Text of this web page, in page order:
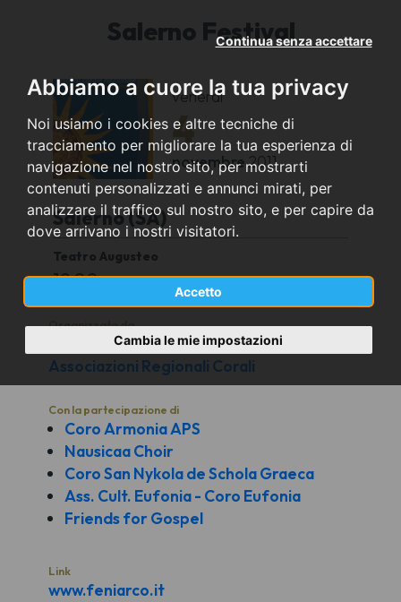
Abbiamo a cuore la tua privacy
Noi usiamo i cookies e altre tecniche di
tracciamento per migliorare la tua esperienza di
navigazione nel nostro sito, per mostrarti
contenuti personalizzati e annunci mirati, per
analizzare il traffico sul nostro sito, e per capire da
dove arrivano i nostri visitatori.
Accetto
Continua senza accettare
Cambia le mie impostazioni
Salerno Festival
venerdì
4
novembre2011
Salerno (SA)
Teatro Augusteo
19,00
Organizzato da
Federazione Nazionale Italiana
Associazioni Regionali Corali
Con la partecipazione di
Coro Armonia APS
Nausicaa Choir
Coro San Nykola de Schola Graeca
Ass. Cult. Eufonia - Coro Eufonia
Friends for Gospel
Link
www.feniarco.it